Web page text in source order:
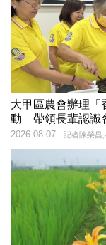
大甲區農會辦理「
動 帶領長輩認識
記者陳榮昌
2026-08-07